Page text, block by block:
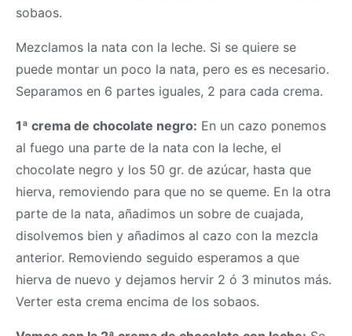
sobaos.
Mezclamos la nata con la leche. Si se quiere se
puede montar un poco la nata, pero es es necesario.
Separamos en 6 partes iguales, 2 para cada crema.
1ª crema de chocolate negro: En un cazo ponemos
al fuego una parte de la nata con la leche, el
chocolate negro y los 50 gr. de azúcar, hasta que
hierva, removiendo para que no se queme. En la otra
parte de la nata, añadimos un sobre de cuajada,
disolvemos bien y añadimos al cazo con la mezcla
anterior. Removiendo seguido esperamos a que
hierva de nuevo y dejamos hervir 2 ó 3 minutos más.
Verter esta crema encima de los sobaos.